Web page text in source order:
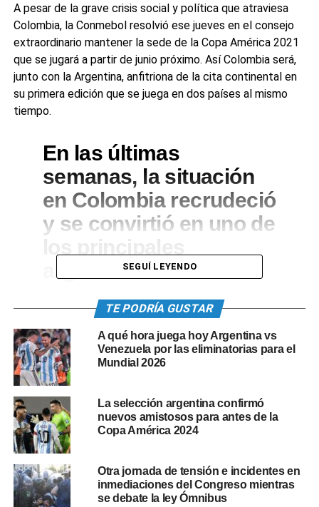
A pesar de la grave crisis social y política que atraviesa
Colombia, la Conmebol resolvió ese jueves en el consejo
extraordinario mantener la sede de la Copa América 2021
que se jugará a partir de junio próximo. Así Colombia será,
junto con la Argentina, anfitriona de la cita continental en
su primera edición que se juega en dos países al mismo
tiempo.
En las últimas
semanas, la situación
en Colombia recrudeció
y se convirtió en uno de
argumentos contra la
Copa América en ese
país. Por otro lado, la
situación sanitaria
también complicó la
candidatura
colombiana para el
torneo continental.
La idea de la Conmebol fue siempre mantener la Copa
América (que debía jugarse el año pasado) a pesar de la
SEGUÍ LEYENDO
TE PODRÍA GUSTAR
A qué hora juega hoy Argentina vs
Venezuela por las eliminatorias para el
Mundial 2026
La selección argentina confirmó
nuevos amistosos para antes de la
Copa América 2024
Otra jornada de tensión e incidentes en
inmediaciones del Congreso mientras
se debate la ley Ómnibus